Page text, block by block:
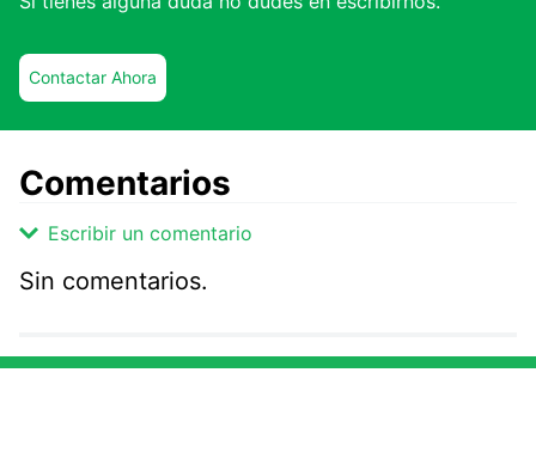
Contactar Ahora
Comentarios
Escribir un comentario
Sin comentarios.